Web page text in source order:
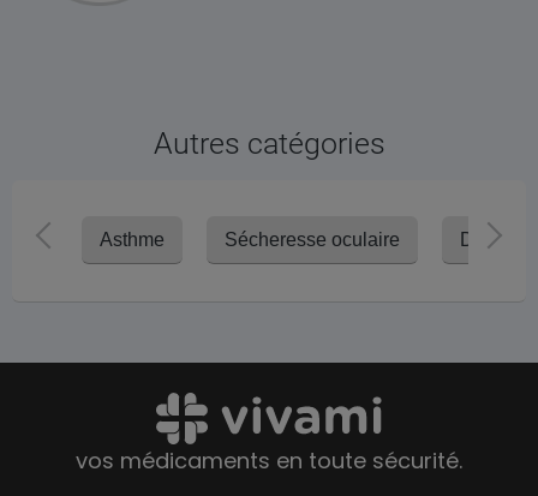
Autres catégories
Asthme Sécheresse oculaire Diabètes
vos médicaments en toute sécurité.